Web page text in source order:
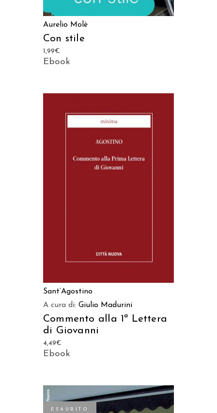
Aurelio Molè
Con stile
1,99€
Ebook
Sant’Agostino
A cura di: Giulio Madurini
Commento alla 1ª Lettera
di Giovanni
4,49€
Ebook
ESAURITO